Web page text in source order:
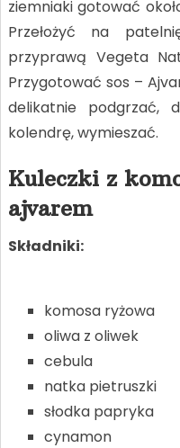
ziemniaki gotować
Przełożyć na
przyprawą Vegeta
Przygotować sos –
delikatnie podgrzać,
kolendrę, wymieszać.
Kuleczki z
ajvarem
Składniki:
komosa ryżowa
oliwa z oliwek
cebula
natka pietruszki
słodka papryka
cynamon